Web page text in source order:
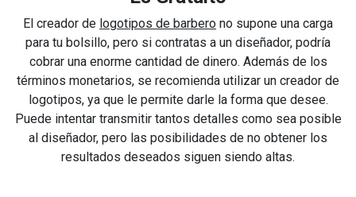
El creador de logotipos de barbero no supone una carga
para tu bolsillo, pero si contratas a un diseñador, podría
cobrar una enorme cantidad de dinero. Además de los
términos monetarios, se recomienda utilizar un creador de
logotipos, ya que le permite darle la forma que desee.
Puede intentar transmitir tantos detalles como sea posible
al diseñador, pero las posibilidades de no obtener los
resultados deseados siguen siendo altas.